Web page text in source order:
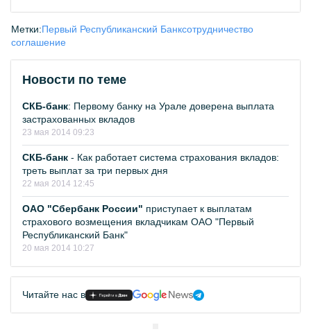
Метки:Первый Республиканский Банксотрудничество
соглашение
Новости по теме
СКБ-банк: Первому банку на Урале доверена выплата
застрахованных вкладов
23 мая 2014 09:23
СКБ-банк - Как работает система страхования вкладов:
треть выплат за три первых дня
22 мая 2014 12:45
ОАО "Сбербанк России" приступает к выплатам
страхового возмещения вкладчикам ОАО "Первый
Республиканский Банк"
20 мая 2014 10:27
Читайте нас в